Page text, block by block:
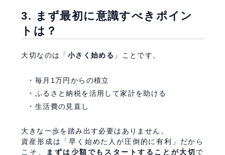
3. まず最初に意識すべきポイン
トは？
大切なのは「 小さく始める 」ことです。
毎月1万円からの積立
ふるさと納税を活用して家計を助ける
生活費の見直し
大きな一歩を踏み出す必要はありません。
資産形成は「早く始めた人が圧倒的に有利」だから
こそ、
まずは少額でもスタートすることが大切 で